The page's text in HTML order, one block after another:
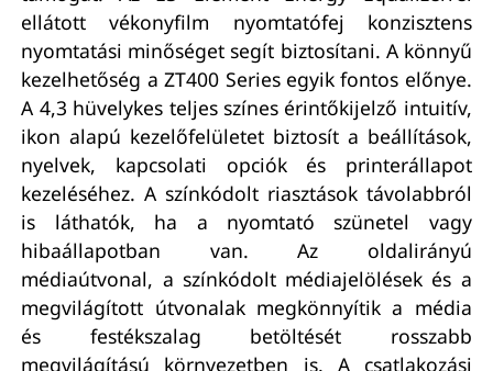
ellátott vékonyfilm nyomtatófej konzisztens
nyomtatási minőséget segít biztosítani. A könnyű
kezelhetőség a ZT400 Series egyik fontos előnye.
A 4,3 hüvelykes teljes színes érintőkijelző intuitív,
ikon alapú kezelőfelületet biztosít a beállítások,
nyelvek, kapcsolati opciók és printerállapot
kezeléséhez. A színkódolt riasztások távolabbról
is láthatók, ha a nyomtató szünetel vagy
hibaállapotban van. Az oldalirányú
médiaútvonal, a színkódolt médiajelölések és a
megvilágított útvonalak megkönnyítik a média
és festékszalag betöltését rosszabb
megvilágítású környezetben is. A csatlakozási